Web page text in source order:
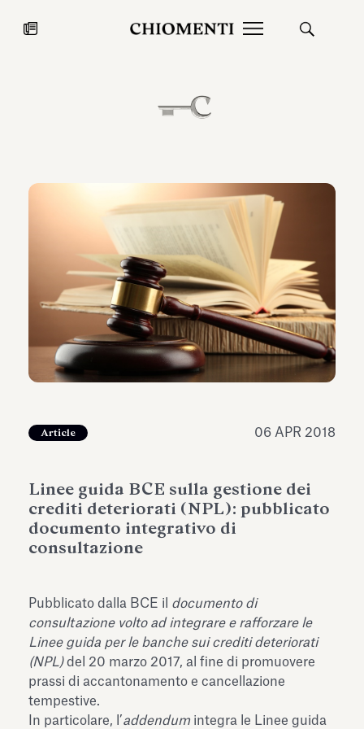
27 LUG 2026
Fondazione Torlonia inaugura la
mostra Marmora Romana
ampliando gli spazi espositivi
dell’Antiquarium di Villa Albani
Leggi tutto
Chiomenti
EcoVadis
Article 06 APR 2018
Linee guida BCE sulla gestione dei
crediti deteriorati (NPL): pubblicato
documento integrativo di
consultazione
Pubblicato dalla BCE il documento di
consultazione volto ad integrare e rafforzare le
Linee guida per le banche sui crediti deteriorati
(NPL)del 20 marzo 2017, al fine di promuovere
prassi di accantonamento e cancellazione
tempestive.
In particolare, l’addendum integra le Linee guida